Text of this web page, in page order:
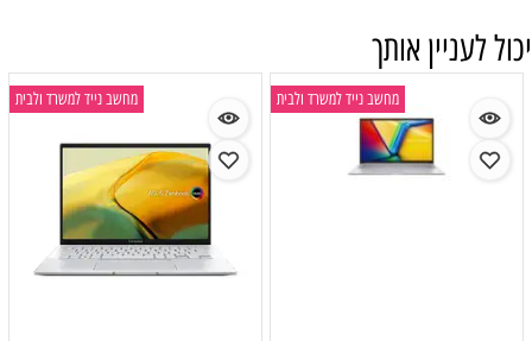
יכול לעניין אותך
מחשב נייד למשרד ולבית מחשב נייד למשרד ולבית